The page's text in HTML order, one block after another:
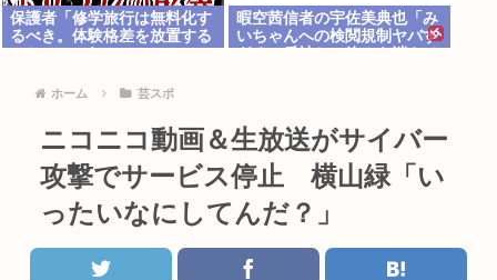
保護者「修学旅行は無料化す
るべき。体験格差を放置する
暇空茜信者の宇佐美典也「み
いちゃんへの検閲規制ヤバす
ホーム 芸スポ
ニコニコ動画＆生放送がサイバー
攻撃でサービス停止 横山緑「い
ったいなにしてんだ？」